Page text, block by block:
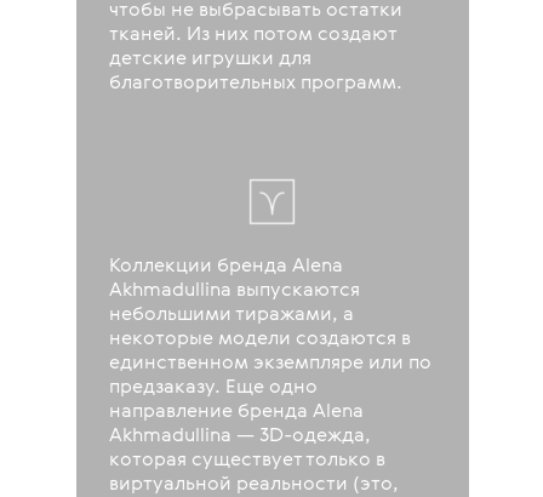
чтобы не выбрасывать остатки
тканей. Из них потом создают
детские игрушки для
благотворительных программ.
Коллекции бренда Alena
Akhmadullina выпускаются
небольшими тиражами, а
некоторые модели создаются в
единственном экземпляре или по
предзаказу. Еще одно
направление бренда Alena
Akhmadullina — 3D-одежда,
которая существует только в
виртуальной реальности (это,